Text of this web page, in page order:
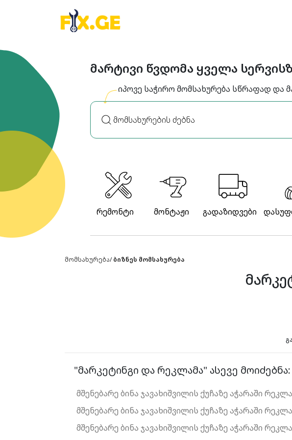
მარტივი წვდომა ყველა
იპოვე საჭირო მომსახურება სწრაფად და
რემონტი მონტაჟი გადაზიდვები
მომსახურება/ბიზნეს მომსახურება
"მარკეტინგი და რეკლამა" ასევე მოიძებნა:
მშენებარე ბინა ჯავახიშვილის ქუჩაზე აჭარაში
მშენებარე ბინა ჯავახიშვილის ქუჩაზე აჭარაში
მშენებარე ბინა ჯავახიშვილის ქუჩაზე აჭარაში